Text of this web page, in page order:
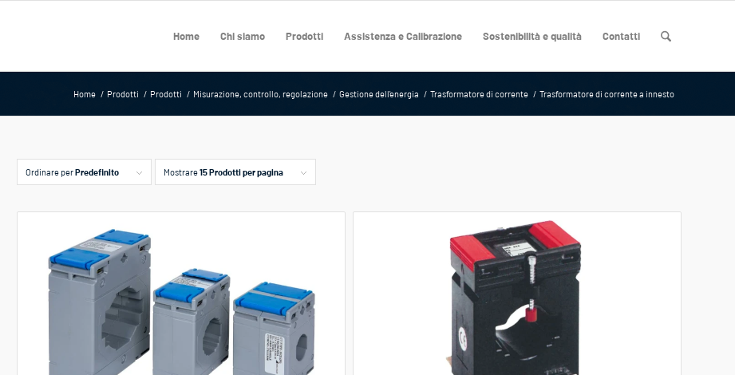
Home Chi siamo Prodotti Assistenza e Calibrazione Sostenibilità e qualità Contatti
Home / Prodotti / Prodotti / Misurazione, controllo, regolazione / Gestione dell'energia / Trasformatore di corrente / Trasformatore di corrente a innesto
Ordinare perPredefinito Mostrare15 Prodotti per pagina